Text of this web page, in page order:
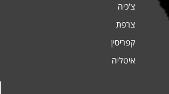
צ'כיה
צרפת
קפריסין
איטליה